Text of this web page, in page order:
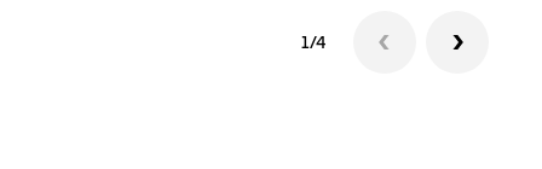
1/4